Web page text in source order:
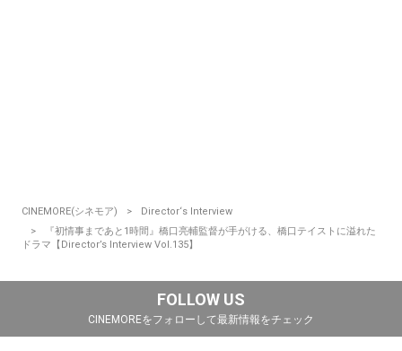
CINEMORE(シネモア)
Director‘s Interview
『初情事まであと1時間』橋口亮輔監督が手がける、橋口テイストに溢れた
ドラマ【Director’s Interview Vol.135】
FOLLOW US
CINEMOREをフォローして最新情報をチェック